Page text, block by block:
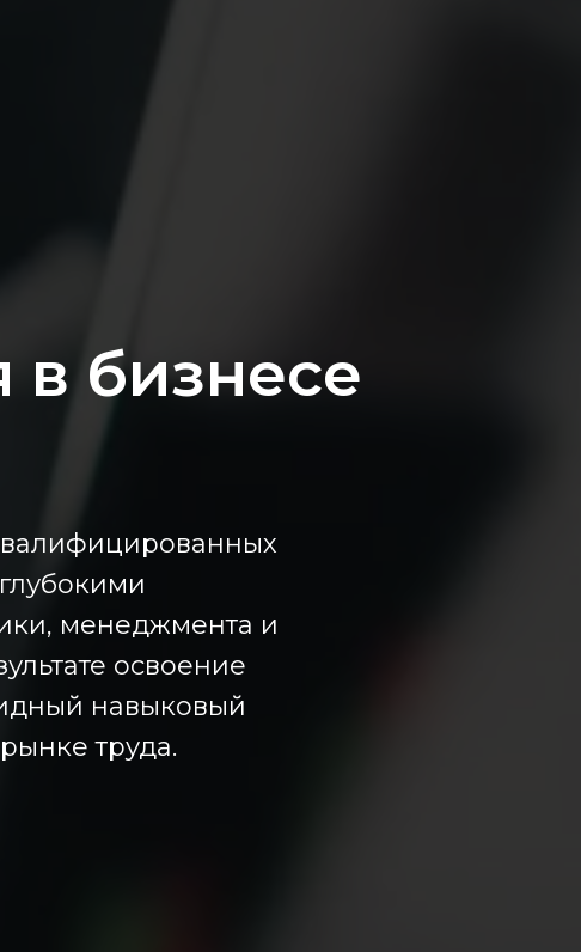
бизнесе
менеджмента и
освоение
навыковый
труда.